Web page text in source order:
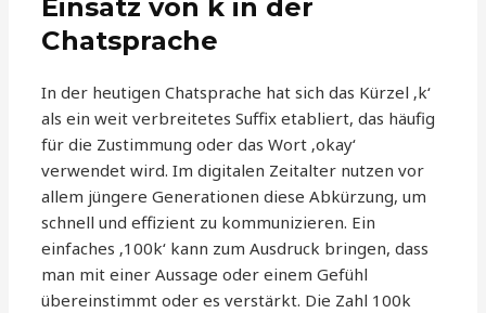
Einsatz von k in der
Chatsprache
In der heutigen Chatsprache hat sich das Kürzel ‚k‘
als ein weit verbreitetes Suffix etabliert, das häufig
für die Zustimmung oder das Wort ‚okay‘
verwendet wird. Im digitalen Zeitalter nutzen vor
allem jüngere Generationen diese Abkürzung, um
schnell und effizient zu kommunizieren. Ein
einfaches ‚100k‘ kann zum Ausdruck bringen, dass
man mit einer Aussage oder einem Gefühl
übereinstimmt oder es verstärkt. Die Zahl 100k